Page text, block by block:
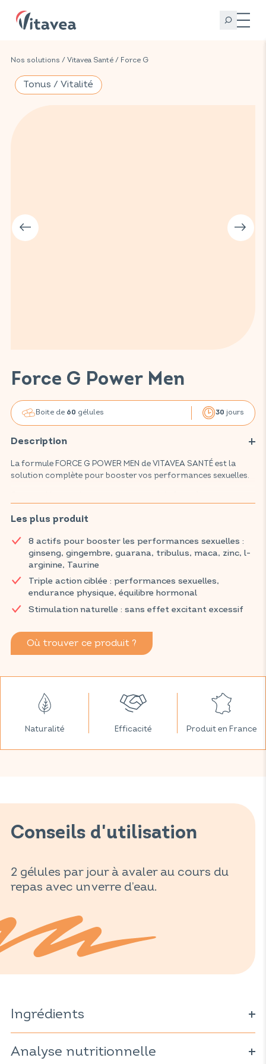
Nos solutions / Vitavea Santé / Force G
Force G Power Men
Boite de 60 gélules 30 jours
Description
La formule FORCE G POWER MEN de VITAVEA SANTÉ est la
solution complète pour booster vos performances sexuelles.
plébiscités, soutient vos performances physiques et mentales,
améliore l'érection, et contribue à une fertilité et une
ginseng, gingembre, guarana, tribulus, maca, zinc, L-arginine et
taurine, FORCE G POWER MEN vous aide à maintenir une
endurance, des sensations et une vitalité optimales.
Retrouvez vos produits VITAVEA SANTÉ dans votre pharmacie
et parapharmacie habituelles.
Les plus produit
8 actifs pour booster les performances sexuelles :
ginseng, gingembre, guarana, tribulus, maca, zinc, l-
arginine, Taurine
Triple action ciblée : performances sexuelles,
endurance physique, équilibre hormonal
Stimulation naturelle : sans effet excitant excessif
Où trouver ce produit ?
Tonus / Vitalité
Naturalité Efficacité Produit en France
Conseils d'utilisation
2 gélules par jour à avaler au cours du
repas avec un verre d’eau.
Ingrédients
terrestris
Bambusa arundinacea
Analyse nutritionnelle